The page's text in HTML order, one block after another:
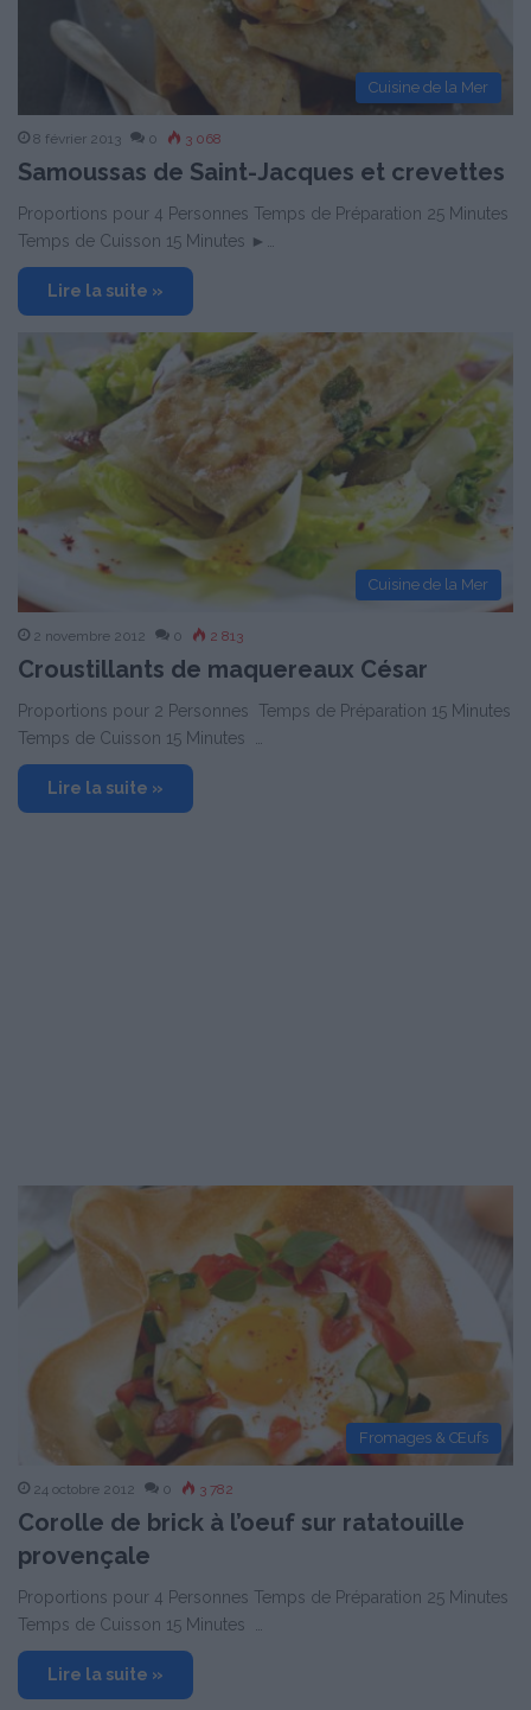
Cuisine de la Mer
8 février 2013 0 3 068
Samoussas de Saint-Jacques et crevettes
Proportions pour 4 Personnes Temps de Préparation 25 Minutes
Temps de Cuisson 15 Minutes ►…
Lire la suite »
Cuisine de la Mer
2 novembre 2012 0 2 813
Croustillants de maquereaux César
Proportions pour 2 Personnes Temps de Préparation 15 Minutes
Temps de Cuisson 15 Minutes …
Lire la suite »
Fromages & Œufs
24 octobre 2012 0 3 782
Corolle de brick à l’oeuf sur ratatouille
provençale
Proportions pour 4 Personnes Temps de Préparation 25 Minutes
Temps de Cuisson 15 Minutes …
Lire la suite »